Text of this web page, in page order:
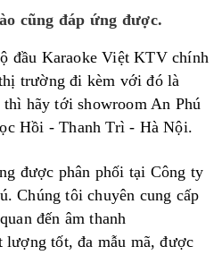
cũng đáp ứng được.
đầu Karaoke Việt KTV chính
trường đi kèm với đó là
hãy tới showroom An Phú
Hồi - Thanh Trì - Hà Nội.
được phân phối tại Công ty
Chúng tôi chuyên cung cấp
đến âm thanh
lượng tốt, đa mẫu mã, được